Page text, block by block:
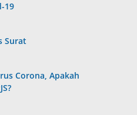
19
Surat
Corona, Apakah